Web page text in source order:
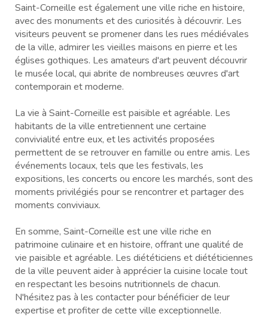
Saint-Corneille est également une ville riche en histoire,
avec des monuments et des curiosités à découvrir. Les
visiteurs peuvent se promener dans les rues médiévales
de la ville, admirer les vieilles maisons en pierre et les
églises gothiques. Les amateurs d'art peuvent découvrir
le musée local, qui abrite de nombreuses œuvres d'art
contemporain et moderne.
La vie à Saint-Corneille est paisible et agréable. Les
habitants de la ville entretiennent une certaine
convivialité entre eux, et les activités proposées
permettent de se retrouver en famille ou entre amis. Les
événements locaux, tels que les festivals, les
expositions, les concerts ou encore les marchés, sont des
moments privilégiés pour se rencontrer et partager des
moments conviviaux.
En somme, Saint-Corneille est une ville riche en
patrimoine culinaire et en histoire, offrant une qualité de
vie paisible et agréable. Les diététiciens et diététiciennes
de la ville peuvent aider à apprécier la cuisine locale tout
en respectant les besoins nutritionnels de chacun.
N'hésitez pas à les contacter pour bénéficier de leur
expertise et profiter de cette ville exceptionnelle.